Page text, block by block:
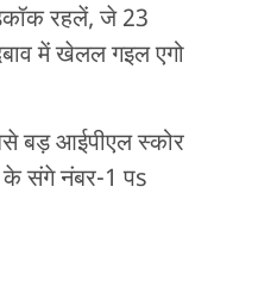
रहलें, जे 23
में खेलल गइल एगो
बड़ आईपीएल स्कोर
के संगे नंबर-1 पs